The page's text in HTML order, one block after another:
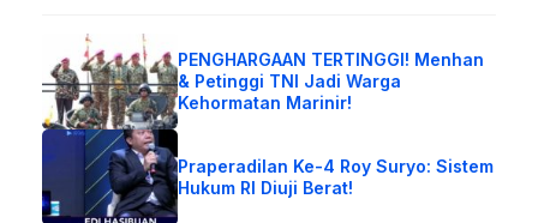
PENGHARGAAN TERTINGGI! Menhan
& Petinggi TNI Jadi Warga
Kehormatan Marinir!
Praperadilan Ke-4 Roy Suryo: Sistem
Hukum RI Diuji Berat!